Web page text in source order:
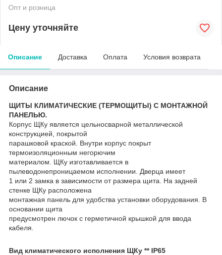
Опт и розница
Цену уточняйте
Описание Доставка Оплата Условия возврата
Описание
ЩИТЫ КЛИМАТИЧЕСКИЕ (ТЕРМОЩИТЫ) С МОНТАЖНОЙ
ПАНЕЛЬЮ.
Корпус ЩКу является цельносварной металлической
конструкцией, покрытой
парашковой краской. Внутри корпус покрыт
термоизоляционным негорючим
материалом. ЩКу изготавливается в
пылеводонепроницаемом исполнении. Дверца имеет
1 или 2 замка в зависимости от размера щита. На задней
стенке ЩКу расположена
монтажная панель для удобства установки оборудования. В
основании щита
предусмотрен лючок с герметичной крышкой для ввода
кабеля.
Вид климатического исполнения ЩКу ** IP65